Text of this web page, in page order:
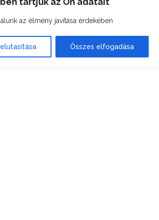
az élmény javítása érdekében
Összes elfogadása